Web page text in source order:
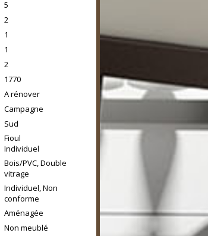
5
2
1
1
2
1770
A rénover
Campagne
Sud
Fioul
Individuel
Bois/PVC, Double
vitrage
Individuel, Non
conforme
Aménagée
Non meublé